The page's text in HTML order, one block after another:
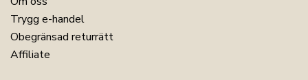
Trygg e-handel
Obegränsad returrätt
Affiliate